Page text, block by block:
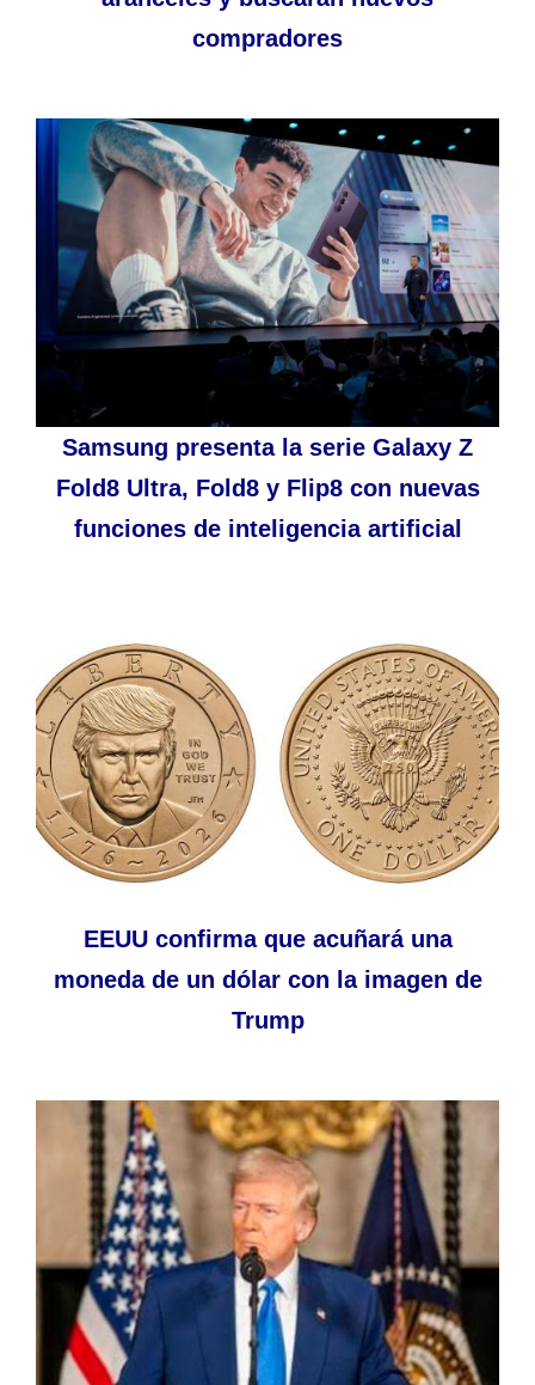
compradores
Samsung presenta la serie Galaxy Z
Fold8 Ultra, Fold8 y Flip8 con nuevas
funciones de inteligencia artificial
EEUU confirma que acuñará una
moneda de un dólar con la imagen de
Trump